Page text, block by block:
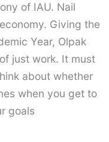
of IAU. Nail
Giving the
Year, Olpak
just work. It must
about whether
when you get to
goals